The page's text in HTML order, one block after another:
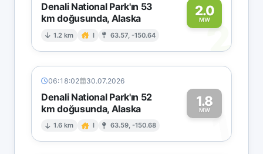
Denali National Park'ın 53
km doğusunda, Alaska
1.2 km I 63.57, -150.64
2.0
MW2
06:18:02 30.07.2026
Denali National Park'ın 52
km doğusunda, Alaska
1.6 km I 63.59, -150.68
1.8
MW1